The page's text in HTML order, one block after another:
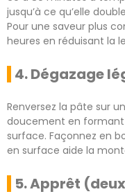
jusqu’à ce qu’elle
Pour une saveur plus
heures en réduisant la
4. Dégazage
Renversez la pâte sur
doucement en formant
surface. Façonnez en
en surface aide la
5. Apprêt